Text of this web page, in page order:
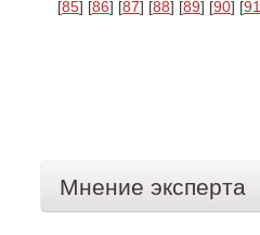
[85] [86] [87] [88] [89] [90] [91
Мнение эксперта